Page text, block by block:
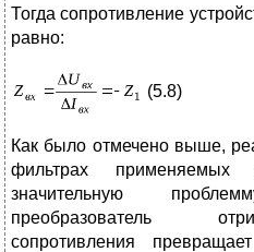
Тогда сопротивление
равно:
(5.8)
Как было отмечено выше,
фильтрах
значительную
преобразователь
сопротивления